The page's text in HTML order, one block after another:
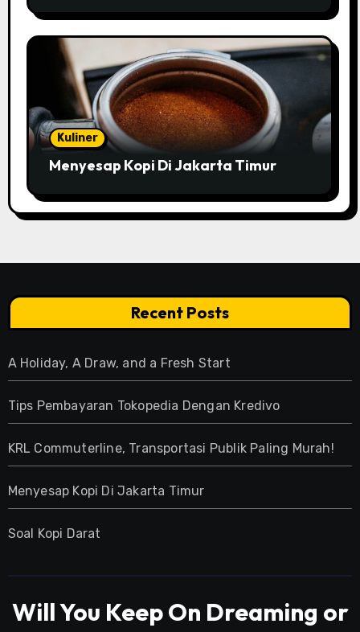
Kuliner
Menyesap Kopi Di Jakarta Timur
Recent Posts
A Holiday, A Draw, and a Fresh Start
Tips Pembayaran Tokopedia Dengan Kredivo
KRL Commuterline, Transportasi Publik Paling Murah!
Menyesap Kopi Di Jakarta Timur
Soal Kopi Darat
Will You Keep On Dreaming or